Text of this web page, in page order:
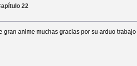
22
gran anime muchas gracias por su arduo